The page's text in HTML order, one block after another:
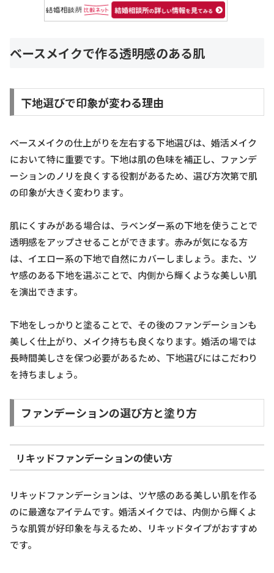
ベースメイクで作る透明感のある肌
下地選びで印象が変わる理由
ベースメイクの仕上がりを左右する下地選びは、婚活メイク
において特に重要です。下地は肌の色味を補正し、ファンデ
ーションのノリを良くする役割があるため、選び方次第で肌
の印象が大きく変わります。
肌にくすみがある場合は、ラベンダー系の下地を使うことで
透明感をアップさせることができます。赤みが気になる方
は、イエロー系の下地で自然にカバーしましょう。また、ツ
ヤ感のある下地を選ぶことで、内側から輝くような美しい肌
を演出できます。
下地をしっかりと塗ることで、その後のファンデーションも
美しく仕上がり、メイク持ちも良くなります。婚活の場では
長時間美しさを保つ必要があるため、下地選びにはこだわり
を持ちましょう。
ファンデーションの選び方と塗り方
リキッドファンデーションの使い方
リキッドファンデーションは、ツヤ感のある美しい肌を作る
のに最適なアイテムです。婚活メイクでは、内側から輝くよ
うな肌質が好印象を与えるため、リキッドタイプがおすすめ
です。